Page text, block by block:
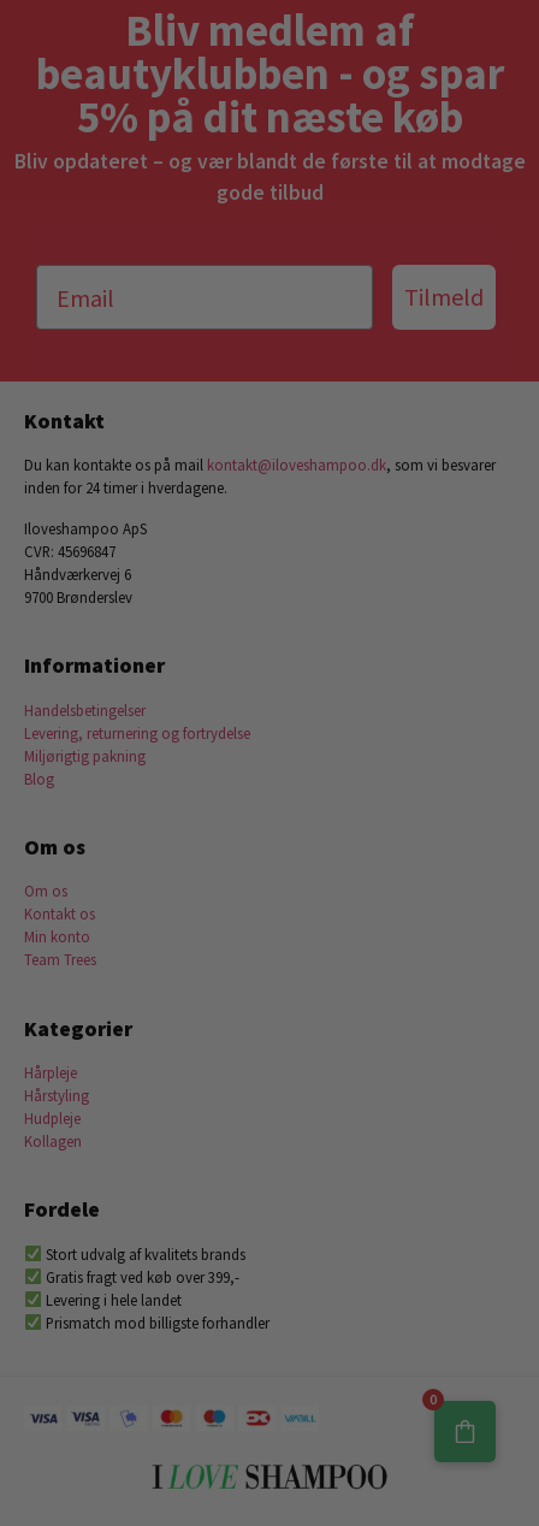
Bliv medlem af
beautyklubben - og spar
5% på dit næste køb
Bliv opdateret – og vær blandt de første til at modtage
gode tilbud
Tilmeld
Kontakt
Du kan kontakte os på mail kontakt@iloveshampoo.dk, som vi besvarer
inden for 24 timer i hverdagene.
Iloveshampoo ApS
CVR: 45696847
Håndværkervej 6
9700 Brønderslev
Informationer
Handelsbetingelser
Levering, returnering og fortrydelse
Miljørigtig pakning
Blog
Om os
Om os
Kontakt os
Min konto
Team Trees
Kategorier
Hårpleje
Hårstyling
Hudpleje
Kollagen
Fordele
Stort udvalg af kvalitets brands
Gratis fragt ved køb over 399,-
Levering i hele landet
Prismatch mod billigste forhandler
0